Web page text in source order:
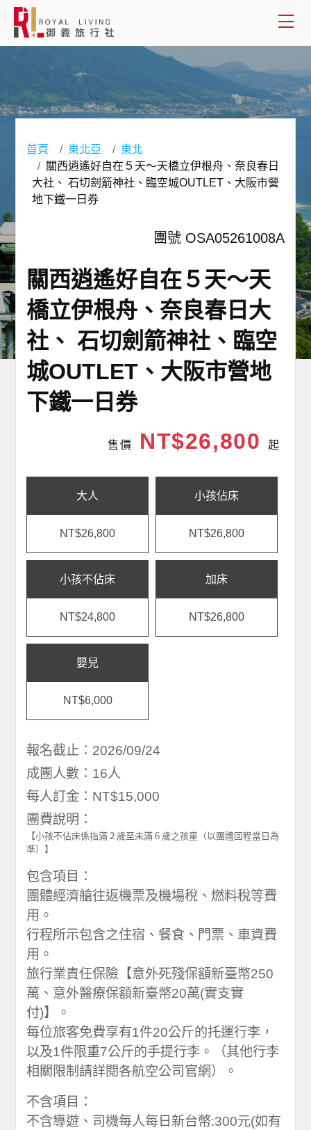
會員登入
國外旅遊
客製服務
關於御義
客服專線(02) 2515-1218
首頁 東北亞
東北
關西逍遙好自在５天～天橋立伊根舟、奈良春日
大社、 石切劍箭神社、臨空城OUTLET、大阪市營
地下鐵一日券
團號 OSA05261008A
關西逍遙好自在５天～天
橋立伊根舟、奈良春日大
社、 石切劍箭神社、臨空
城OUTLET、大阪市營地
下鐵一日券
售價 NT$26,800 起
大人
NT$26,800
小孩佔床
NT$26,800
小孩不佔床
NT$24,800
加床
NT$26,800
嬰兒
NT$6,000
報名截止：2026/09/24
成團人數：16人
每人訂金：NT$15,000
團費說明：
【小孩不佔床係指滿２歲至未滿６歲之孩童（以團體回程當日為
準）】
包含項目：
團體經濟艙往返機票及機場稅、燃料稅等費
用。
行程所示包含之住宿、餐食、門票、車資費
用。
旅行業責任保險【意外死殘保額新臺幣250
萬、意外醫療保額新臺幣20萬(實支實
付)】。
每位旅客免費享有1件20公斤的托運行李，
以及1件限重7公斤的手提行李。（其他行李
相關限制請詳閱各航空公司官網）。
不含項目：
不含導遊、司機每人每日新台幣:300元(如有